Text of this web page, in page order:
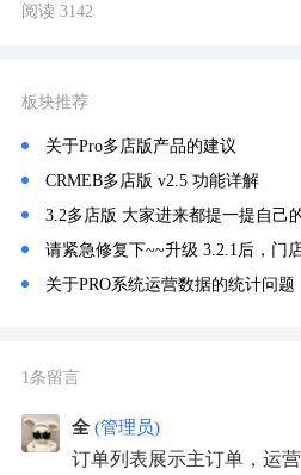
阅读 3142
板块推荐
关于Pro多店版产品的建议
CRMEB多店版 v2.5 功能详解
3.2多店版 大家进来都提一提自己
请紧急修复下~~升级 3.2.1后，门店后
关于PRO系统运营数据的统计问题
1条留言
全 (管理员)
订单列表展示主订单，运